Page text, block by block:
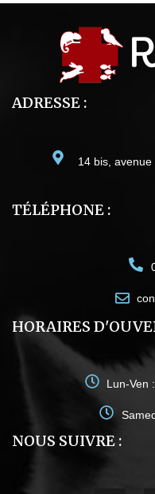
ADRESSE :
14 bis,
TÉLÉPHONE :
HORAIRES
Lun-Ven
NOUS SUIVRE :